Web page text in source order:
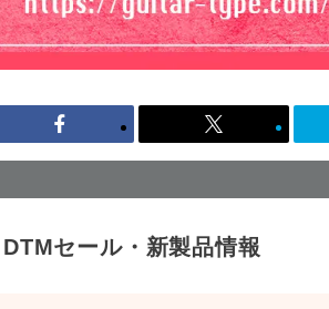
DTMセール・新製品情報